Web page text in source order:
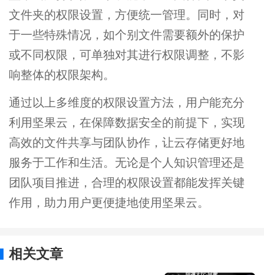
文件夹的权限设置，方便统一管理。同时，对
于一些特殊情况，如个别文件需要额外的保护
或不同权限，可单独对其进行权限调整，不影
响整体的权限架构。
通过以上多维度的权限设置方法，用户能充分
利用坚果云，在保障数据安全的前提下，实现
高效的文件共享与团队协作，让云存储更好地
服务于工作和生活。无论是个人知识管理还是
团队项目推进，合理的权限设置都能发挥关键
作用，助力用户更便捷地使用坚果云。
相关文章